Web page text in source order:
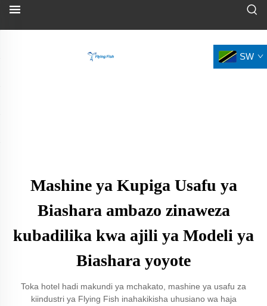
SW
Mashine ya Kupiga Usafu ya
Biashara ambazo zinaweza
kubadilika kwa ajili ya Modeli ya
Biashara yoyote
Toka hotel hadi makundi ya mchakato, mashine ya usafu za
kiindustri ya Flying Fish inahakikisha uhusiano wa haja